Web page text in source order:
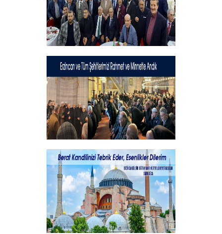
Geleneksel İftar Programımız
+
Şehitlerimizi Rahmet ve Minnetle
Andık...
+